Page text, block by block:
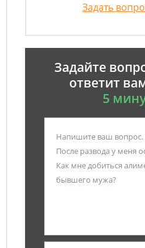
Задать
Задайте
ответит
5